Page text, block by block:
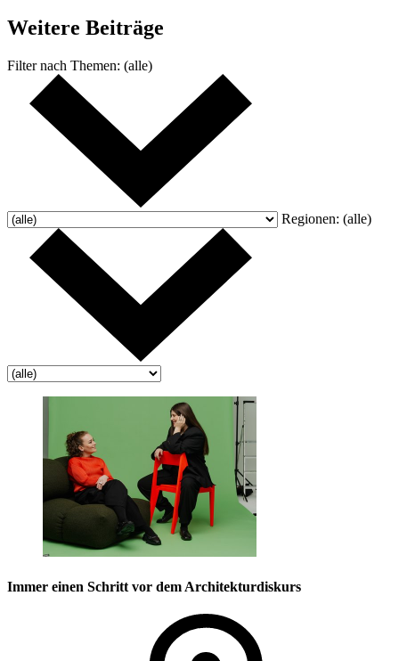
Weitere Beiträge
Filter nach Themen: (alle)
Regionen: (alle)
Immer einen Schritt vor dem Architekturdiskurs